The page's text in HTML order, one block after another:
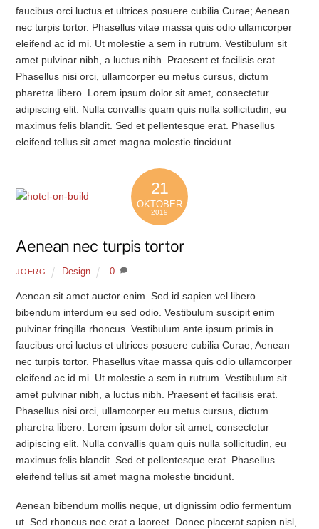
faucibus orci luctus et ultrices posuere cubilia Curae; Aenean
nec turpis tortor. Phasellus vitae massa quis odio ullamcorper
eleifend ac id mi. Ut molestie a sem in rutrum. Vestibulum sit
amet pulvinar nibh, a luctus nibh. Praesent et facilisis erat.
Phasellus nisi orci, ullamcorper eu metus cursus, dictum
pharetra libero. Lorem ipsum dolor sit amet, consectetur
adipiscing elit. Nulla convallis quam quis nulla sollicitudin, eu
maximus felis blandit. Sed et pellentesque erat. Phasellus
eleifend tellus sit amet magna molestie tincidunt.
21
OKTOBER
2019
Aenean nec turpis tortor
JOERG Design 0
Aenean sit amet auctor enim. Sed id sapien vel libero
bibendum interdum eu sed odio. Vestibulum suscipit enim
pulvinar fringilla rhoncus. Vestibulum ante ipsum primis in
faucibus orci luctus et ultrices posuere cubilia Curae; Aenean
nec turpis tortor. Phasellus vitae massa quis odio ullamcorper
eleifend ac id mi. Ut molestie a sem in rutrum. Vestibulum sit
amet pulvinar nibh, a luctus nibh. Praesent et facilisis erat.
Phasellus nisi orci, ullamcorper eu metus cursus, dictum
pharetra libero. Lorem ipsum dolor sit amet, consectetur
adipiscing elit. Nulla convallis quam quis nulla sollicitudin, eu
maximus felis blandit. Sed et pellentesque erat. Phasellus
eleifend tellus sit amet magna molestie tincidunt.
Aenean bibendum mollis neque, ut dignissim odio fermentum
ut. Sed rhoncus nec erat a laoreet. Donec placerat sapien nisl,